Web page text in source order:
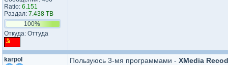
Ratio: 6.151
Раздал: 7.438 TB
100%
Откуда: Оттуда
karpol Пользуюсь 3-мя программами - XMedia